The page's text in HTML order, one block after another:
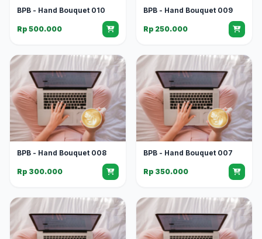
BPB - Hand Bouquet 010
Rp 500.000
BPB - Hand Bouquet 009
Rp 250.000
BPB - Hand Bouquet 008
Rp 300.000
BPB - Hand Bouquet 007
Rp 350.000